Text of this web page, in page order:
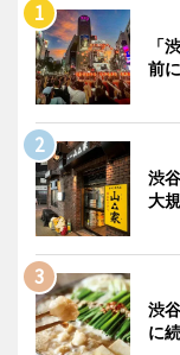
「
前
渋
大
渋
に